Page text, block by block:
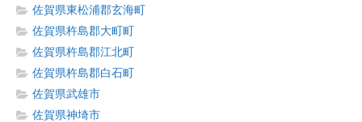
佐賀県東松浦郡玄海町
佐賀県杵島郡大町町
佐賀県杵島郡江北町
佐賀県杵島郡白石町
佐賀県武雄市
佐賀県神埼市